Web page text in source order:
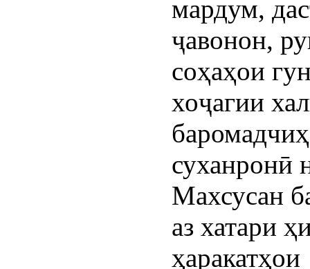
мардум,
ҷавонон,
соҳаҳои
хоҷагии
суханронӣ
Махсусан
аз хатари
ҳаракатҳои